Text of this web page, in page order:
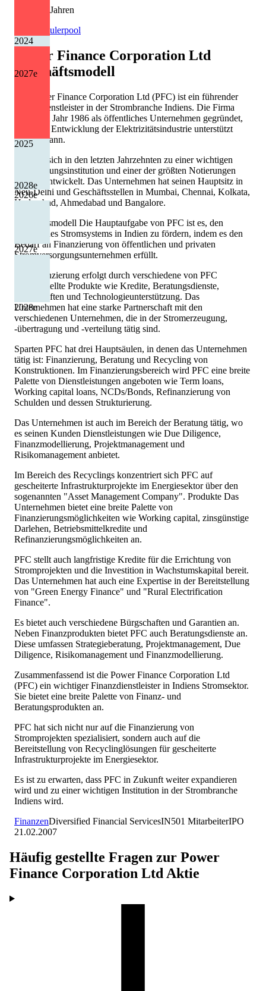
2027e
2028e
2024
2025
2026e
2027e
2028e
3 von 13 Jahren
Quelle: Eulerpool
Power Finance Corporation Ltd
Geschäftsmodell
Die Power Finance Corporation Ltd (PFC) ist ein führender
Finanzdienstleister in der Strombranche Indiens. Die Firma
wurde im Jahr 1986 als öffentliches Unternehmen gegründet,
damit die Entwicklung der Elektrizitätsindustrie unterstützt
werden kann.
PFC hat sich in den letzten Jahrzehnten zu einer wichtigen
Finanzierungsinstitution und einer der größten Notierungen
Indiens entwickelt. Das Unternehmen hat seinen Hauptsitz in
Neu-Delhi und Geschäftsstellen in Mumbai, Chennai, Kolkata,
Hyderabad, Ahmedabad und Bangalore.
Geschäftsmodell Die Hauptaufgabe von PFC ist es, den
Ausbau des Stromsystems in Indien zu fördern, indem es den
Bedarf an Finanzierung von öffentlichen und privaten
Stromversorgungsunternehmen erfüllt.
Die Finanzierung erfolgt durch verschiedene von PFC
bereitgestellte Produkte wie Kredite, Beratungsdienste,
Bürgschaften und Technologieunterstützung. Das
Unternehmen hat eine starke Partnerschaft mit den
verschiedenen Unternehmen, die in der Stromerzeugung,
-übertragung und -verteilung tätig sind.
Sparten PFC hat drei Hauptsäulen, in denen das Unternehmen
tätig ist: Finanzierung, Beratung und Recycling von
Konstruktionen. Im Finanzierungsbereich wird PFC eine breite
Palette von Dienstleistungen angeboten wie Term loans,
Working capital loans, NCDs/Bonds, Refinanzierung von
Schulden und dessen Strukturierung.
Das Unternehmen ist auch im Bereich der Beratung tätig, wo
es seinen Kunden Dienstleistungen wie Due Diligence,
Finanzmodellierung, Projektmanagement und
Risikomanagement anbietet.
Im Bereich des Recyclings konzentriert sich PFC auf
gescheiterte Infrastrukturprojekte im Energiesektor über den
sogenannten "Asset Management Company". Produkte Das
Unternehmen bietet eine breite Palette von
Finanzierungsmöglichkeiten wie Working capital, zinsgünstige
Darlehen, Betriebsmittelkredite und
Refinanzierungsmöglichkeiten an.
PFC stellt auch langfristige Kredite für die Errichtung von
Stromprojekten und die Investition in Wachstumskapital bereit.
Das Unternehmen hat auch eine Expertise in der Bereitstellung
von "Green Energy Finance" und "Rural Electrification
Finance".
Es bietet auch verschiedene Bürgschaften und Garantien an.
Neben Finanzprodukten bietet PFC auch Beratungsdienste an.
Diese umfassen Strategieberatung, Projektmanagement, Due
Diligence, Risikomanagement und Finanzmodellierung.
Zusammenfassend ist die Power Finance Corporation Ltd
(PFC) ein wichtiger Finanzdienstleister in Indiens Stromsektor.
Sie bietet eine breite Palette von Finanz- und
Beratungsprodukten an.
PFC hat sich nicht nur auf die Finanzierung von
Stromprojekten spezialisiert, sondern auch auf die
Bereitstellung von Recyclinglösungen für gescheiterte
Infrastrukturprojekte im Energiesektor.
Es ist zu erwarten, dass PFC in Zukunft weiter expandieren
wird und zu einer wichtigen Institution in der Strombranche
Indiens wird.
FinanzenDiversified Financial ServicesIN501 MitarbeiterIPO
21.02.2007
Häufig gestellte Fragen zur Power
Finance Corporation Ltd Aktie